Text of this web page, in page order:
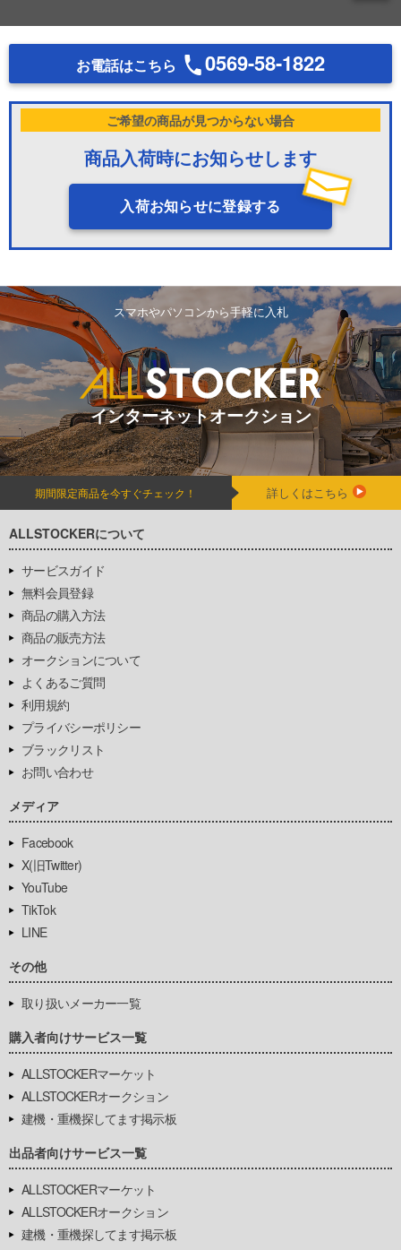
お電話はこちら 0569-58-1822
ご希望の商品が見つからない場合
商品入荷時にお知らせします
入荷お知らせに登録する
スマホやパソコンから手軽に入札
インターネットオークション
期間限定商品を今すぐチェック！ 詳しくはこちら
ALLSTOCKERについて
サービスガイド
無料会員登録
商品の購入方法
商品の販売方法
オークションについて
よくあるご質問
利用規約
プライバシーポリシー
ブラックリスト
お問い合わせ
メディア
Facebook
X(旧Twitter)
YouTube
TikTok
LINE
その他
取り扱いメーカー一覧
購入者向けサービス一覧
ALLSTOCKERマーケット
ALLSTOCKERオークション
建機・重機探してます掲示板
出品者向けサービス一覧
ALLSTOCKERマーケット
ALLSTOCKERオークション
建機・重機探してます掲示板